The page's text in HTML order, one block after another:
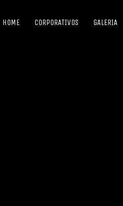
HOME CORPORATIVOS GALERIA